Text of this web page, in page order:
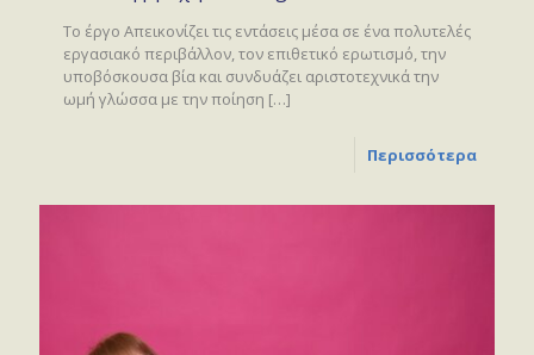
Το έργο Απεικονίζει τις εντάσεις μέσα σε ένα πολυτελές
εργασιακό περιβάλλον, τον επιθετικό ερωτισμό, την
υποβόσκουσα βία και συνδυάζει αριστοτεχνικά την
ωμή γλώσσα με την ποίηση […]
Περισσότερα